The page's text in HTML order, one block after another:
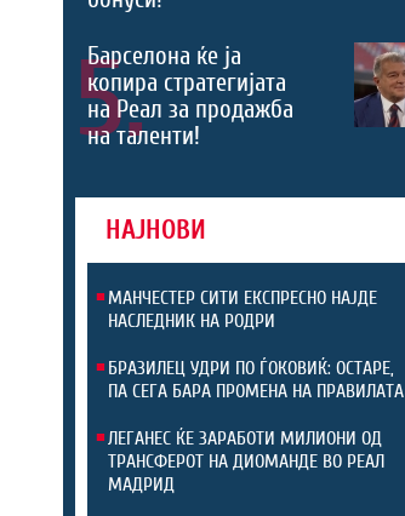
5.
Барселона ќе ја
копира стратегијата
на Реал за продажба
на таленти!
НАЈНОВИ
МАНЧЕСТЕР СИТИ ЕКСПРЕСНО НАЈДЕ
НАСЛЕДНИК НА РОДРИ
БРАЗИЛЕЦ УДРИ ПО ЃОКОВИЌ: ОСТАРЕ,
ПА СЕГА БАРА ПРОМЕНА НА ПРАВИЛАТА
ЛЕГАНЕС ЌЕ ЗАРАБОТИ МИЛИОНИ ОД
ТРАНСФЕРОТ НА ДИОМАНДЕ ВО РЕАЛ
МАДРИД